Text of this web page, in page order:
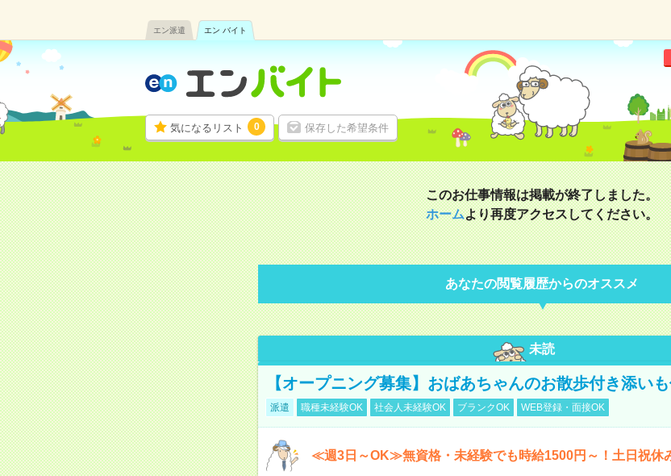
エン派遣 エン バイト
気になるリスト 0 保存した希望条件
このお仕事情報は掲載が終了しました。
ホームより再度アクセスしてください。
あなたの閲覧履歴からのオススメ
未読
【オープニング募集】おばあちゃんのお散歩付き添い
派遣 職種未経験OK 社会人未経験OK ブランクOK WEB登録・面接OK
≪週3日～OK≫無資格・未経験でも時給1500円～！土日祝休